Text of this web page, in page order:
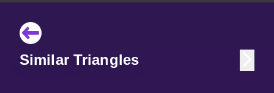
Similar Triangles